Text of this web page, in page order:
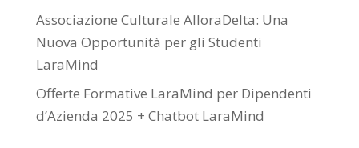
Associazione Culturale AlloraDelta: Una
Nuova Opportunità per gli Studenti
LaraMind
Offerte Formative LaraMind per Dipendenti
d’Azienda 2025 + Chatbot LaraMind